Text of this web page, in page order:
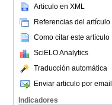
Articulo en XML
Referencias del artículo
Como citar este artículo
SciELO Analytics
Traducción automática
Enviar articulo por email
Indicadores